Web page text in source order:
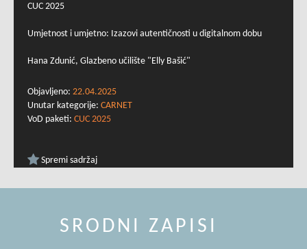
CUC 2025
Umjetnost i umjetno: Izazovi autentičnosti u digitalnom dobu
Hana Zdunić, Glazbeno učilište "Elly Bašić"
Objavljeno: 22.04.2025
Unutar kategorije: CARNET
VoD paketi: CUC 2025
Spremi sadržaj
SRODNI ZAPISI